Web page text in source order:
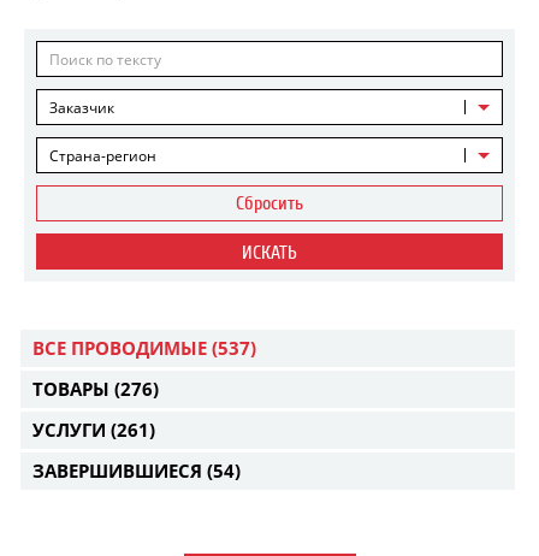
Заказчик
Страна-регион
Сбросить
ИСКАТЬ
ВСЕ ПРОВОДИМЫЕ (537)
ТОВАРЫ (276)
УСЛУГИ (261)
ЗАВЕРШИВШИЕСЯ (54)